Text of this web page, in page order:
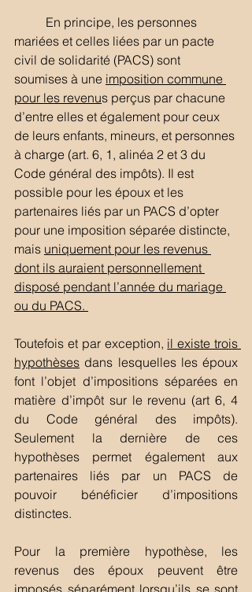
mariées et celles liées par un pacte
civil de solidarité (PACS) sont
soumises à une imposition commune
pour les revenus perçus par chacune
d’entre elles et également pour ceux
de leurs enfants, mineurs, et personnes
à charge (art. 6, 1, alinéa 2 et 3 du
Code général des impôts). Il est
possible pour les époux et les
partenaires liés par un PACS d’opter
pour une imposition séparée distincte,
mais uniquement pour les revenus
dont ils auraient personnellement
disposé pendant l’année du mariage
ou du PACS.
Toutefois et par exception, il existe trois
hypothèses dans lesquelles les époux
font l’objet d’impositions séparées en
matière d’impôt sur le revenu (art 6, 4
du Code général des impôts).
Seulement la dernière de ces
hypothèses permet également aux
partenaires liés par un PACS de
pouvoir bénéficier d’impositions
distinctes.
Pour la première hypothèse, les
revenus des époux peuvent être